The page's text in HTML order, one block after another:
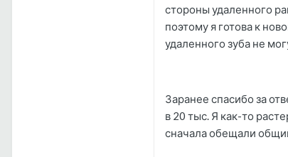
стороны удаленного
поэтому я готова к
удаленного зуба не
Заранее спасибо за
в 20 тыс. Я как-то
сначала обещали